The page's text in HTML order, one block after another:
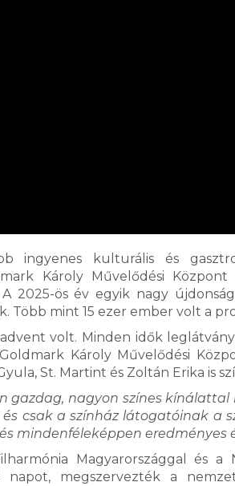
ingyenes kulturális és
Károly Művelődési
2025-ös év egyik nagy
Több mint 15 ezer ember volt a
volt. Minden idők
Károly Művelődési
St. Martint és Zoltán Erika is
gazdag, nagyon színes kínálattal
csak a színház látogatóinak a
mindenféleképpen eredményes
Magyarországgal és a
napot, megszervezték a